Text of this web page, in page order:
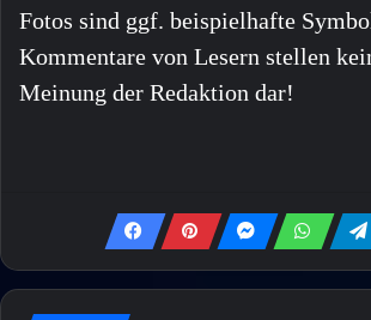
Fotos sind ggf. beispielhafte
Kommentare von Lesern stellen
Meinung der Redaktion dar!